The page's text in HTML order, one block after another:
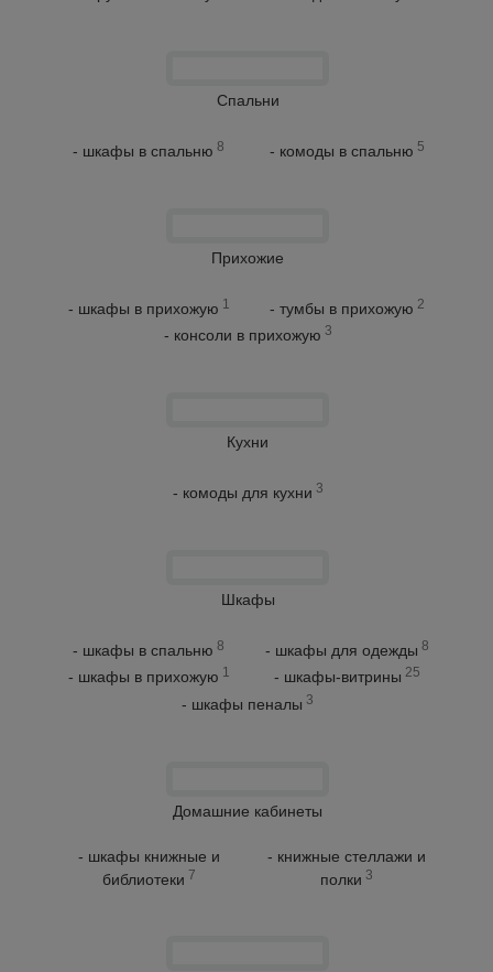
Спальни
- шкафы в спальню 8 - комоды в спальню 5
Прихожие
- шкафы в прихожую 1 - тумбы в прихожую 2
- консоли в прихожую 3
Кухни
- комоды для кухни 3
Шкафы
- шкафы в спальню 8 - шкафы для одежды 8
- шкафы в прихожую 1 - шкафы-витрины 25
- шкафы пеналы 3
Домашние кабинеты
- шкафы книжные и
библиотеки 7
- книжные стеллажи и
полки 3